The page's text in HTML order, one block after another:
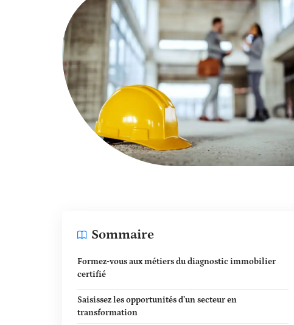
Sommaire
Formez-vous aux métiers du diagnostic immobilier
certifié
Saisissez les opportunités d’un secteur en
transformation